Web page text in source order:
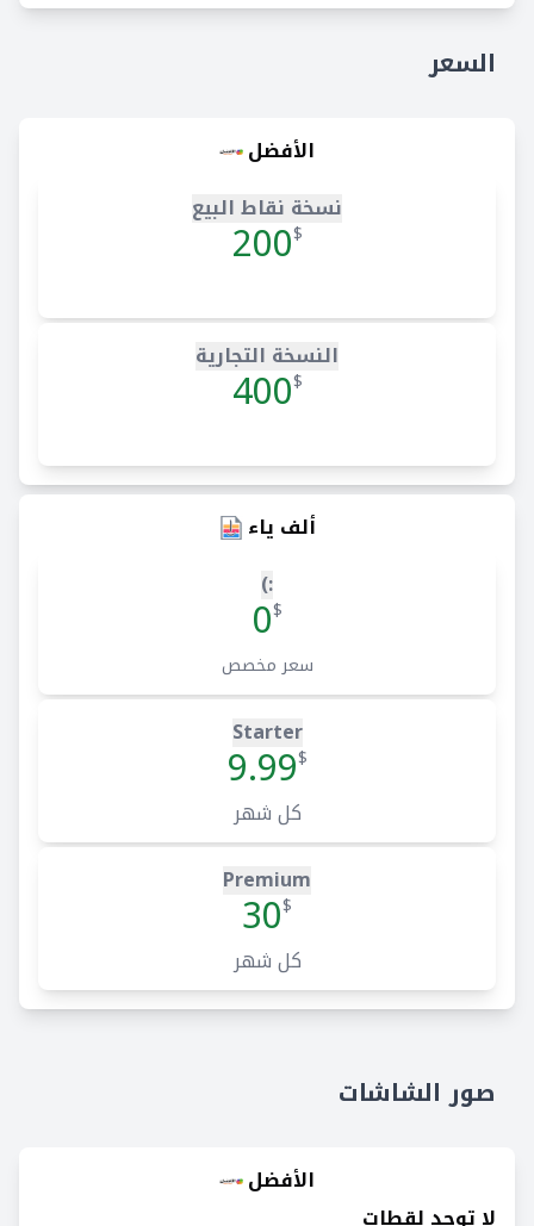
السعر
الأفضل
نسخة نقاط البيع
$
200
النسخة التجارية
$
400
ألف ياء
:)
$
0
سعر مخصص
Starter
$
9.99
كل شهر
Premium
$
30
كل شهر
صور الشاشات
الأفضل
لا توجد لقطات